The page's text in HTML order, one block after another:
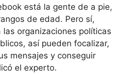
está la gente de a pie,
de edad. Pero sí,
organizaciones políticas
así pueden focalizar,
mensajes y conseguir
el experto.